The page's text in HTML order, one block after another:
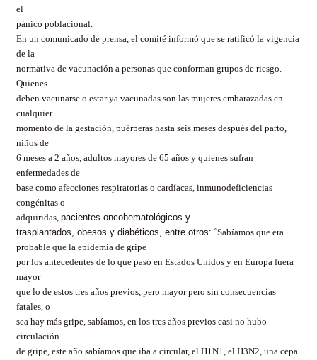
el
pánico poblacional.
En un comunicado de prensa, el comité informó que se ratificó la vigencia
de la
normativa de vacunación a personas que conforman grupos de riesgo.
Quienes
deben vacunarse o estar ya vacunadas son las mujeres embarazadas en
cualquier
momento de la gestación, puérperas hasta seis meses después del parto,
niños de
6 meses a 2 años, adultos mayores de 65 años y quienes sufran
enfermedades de
base como afecciones respiratorias o cardíacas, inmunodeficiencias
congénitas o
adquiridas, pacientes oncohematológicos y
trasplantados, obesos y diabéticos, entre otros: “Sabíamos que era
probable que la epidemia de gripe
por los antecedentes de lo que pasó en Estados Unidos y en Europa fuera
mayor
que lo de estos tres años previos, pero mayor pero sin consecuencias
fatales, o
sea hay más gripe, sabíamos, en los tres años previos casi no hubo
circulación
de gripe, este año sabíamos que iba a circular, el H1N1, el H3N2, una cepa